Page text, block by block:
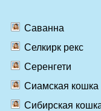
Саванна
Селкирк рекс
Серенгети
Сиамская кошка
Сибирская